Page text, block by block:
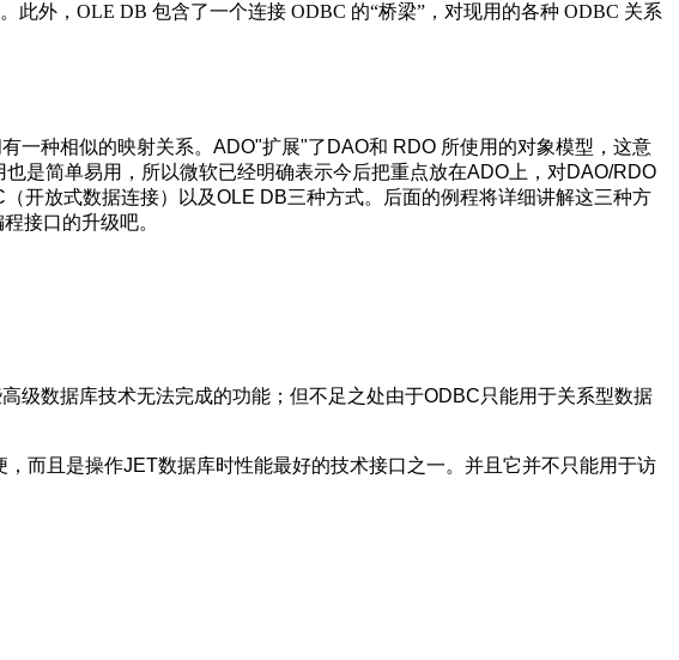
外，OLE DB 包含了一个连接 ODBC 的“桥梁”，对现用的各种 ODBC 关系
一种相似的映射关系。ADO"扩展"了DAO和 RDO 所使用的对象模型，这意
是简单易用，所以微软已经明确表示今后把重点放在ADO上，对DAO/RDO
开放式数据连接）以及OLE DB三种方式。后面的例程将详细讲解这三种方
接口的升级吧。
级数据库技术无法完成的功能；但不足之处由于ODBC只能用于关系型数据
而且是操作JET数据库时性能最好的技术接口之一。并且它并不只能用于访